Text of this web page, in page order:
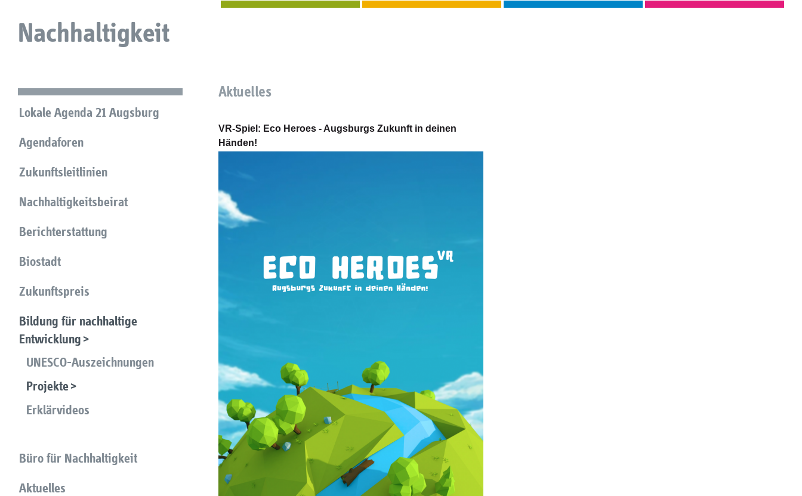
Nachhaltigkeit
Lokale Agenda 21 Augsburg
Agendaforen
Zukunftsleitlinien
Nachhaltigkeitsbeirat
Berichterstattung
Biostadt
Zukunftspreis
Bildung für nachhaltige
Entwicklung
UNESCO-Auszeichnungen
Projekte
Erklärvideos
Büro für Nachhaltigkeit
Aktuelles
Aktuelles
VR-Spiel: Eco Heroes - Augsburgs Zukunft in deinen
Händen!